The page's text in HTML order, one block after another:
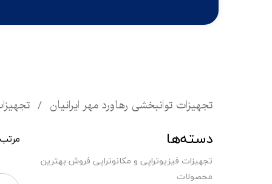
تجهیزات توانبخشی رهاورد مهر ایرانیان
دسته‌ها
تجهیزات فیزیوتراپی و مکانوتراپی فروش بهترین
محصولات